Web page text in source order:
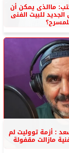
ماالذى يمكن أن
للبيت الفنى
: أزمة تووليت لم
مازالت مقفولة